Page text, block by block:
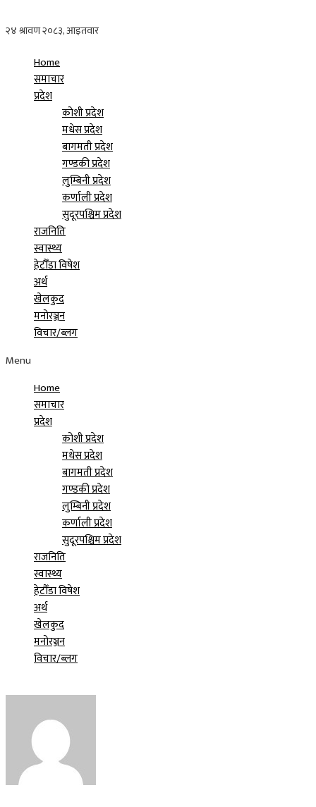
Home
समाचार
प्रदेश
कोशी प्रदेश
मधेस प्रदेश
बागमती प्रदेश
गण्डकी प्रदेश
लुम्बिनी प्रदेश
कर्णाली प्रदेश
सुदूरपश्चिम प्रदेश
राजनिति
स्वास्थ्य
हेटौँडा विषेश
अर्थ
खेलकुद
मनोरञ्जन
विचार/ब्लग
Menu
Home
समाचार
प्रदेश
कोशी प्रदेश
मधेस प्रदेश
बागमती प्रदेश
गण्डकी प्रदेश
लुम्बिनी प्रदेश
कर्णाली प्रदेश
सुदूरपश्चिम प्रदेश
राजनिति
स्वास्थ्य
हेटौँडा विषेश
अर्थ
खेलकुद
मनोरञ्जन
विचार/ब्लग